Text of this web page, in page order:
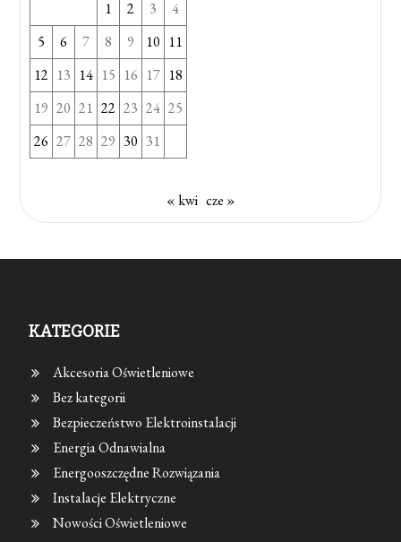
1
2 3
4
5
6 7 8 9 10 11
12 13 14 15 16 17 18
19 20 21 22 23 24 25
26 27 28 29 30 31
« kwi cze »
KATEGORIE
Akcesoria Oświetleniowe
Bez kategorii
Bezpieczeństwo Elektroinstalacji
Energia Odnawialna
Energooszczędne Rozwiązania
Instalacje Elektryczne
Nowości Oświetleniowe